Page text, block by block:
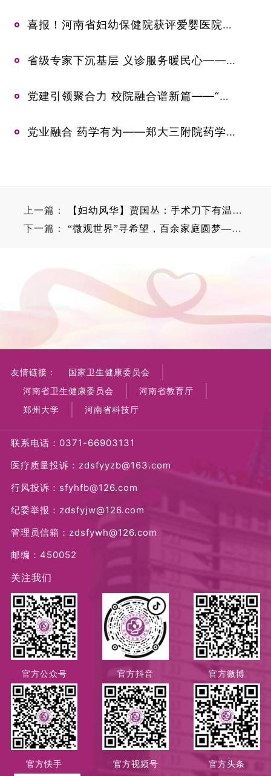
喜报！河南省妇幼保健院获评爱婴医院妇幼保健人员岗位胜任力考核先进单位
省级专家下沉基层 义诊服务暖民心——郑州大学第三附属医院杨红星到滑县小铺镇卫生院开展义诊活动
党建引领聚合力 校院融合谱新篇——“教研协同·药创未来”联建活动在郑州大学药学院成功举办
党业融合 药学有为——郑大三附院药学部开展2026年党建业务融合工作推进会
上一篇：
【妇幼风华】贾国丛：手术刀下有温情，乳腺健康守护者
下一篇： “微观世界”寻希望，百余家庭圆梦——河南省妇幼保健院成功举办“显微取精宝宝回娘家”活动
友情链接：
国家卫生健康委员会
河南省卫生健康委员会
河南省教育厅
郑州大学
河南省科技厅
联系电话：0371-66903131
医疗质量投诉：zdsfyyzb@163.com
行风投诉：sfyhfb@126.com
纪委举报：zdsfyjw@126.com
管理员信箱：zdsfywh@126.com
邮编：450052
关注我们
官方公众号 官方抖音 官方微博
官方快手 官方视频号 官方头条